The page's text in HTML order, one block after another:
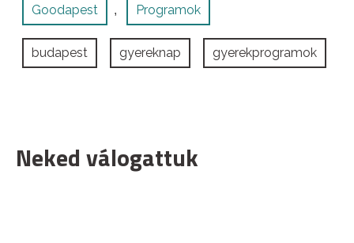
Goodapest , Programok
budapest gyereknap gyerekprogramok
Neked válogattuk